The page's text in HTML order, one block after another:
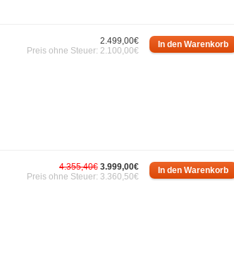
2.499,00€
Preis ohne Steuer: 2.100,00€
4.355,40€ 3.999,00€
Preis ohne Steuer: 3.360,50€